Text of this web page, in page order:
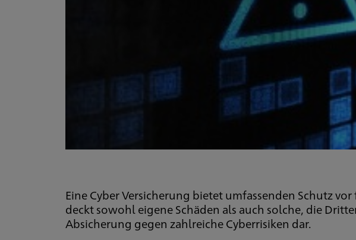
Eine Cyber Versicherung bietet umfassenden Schutz
deckt sowohl eigene Schäden als auch solche, die
Absicherung gegen zahlreiche Cyberrisiken dar.